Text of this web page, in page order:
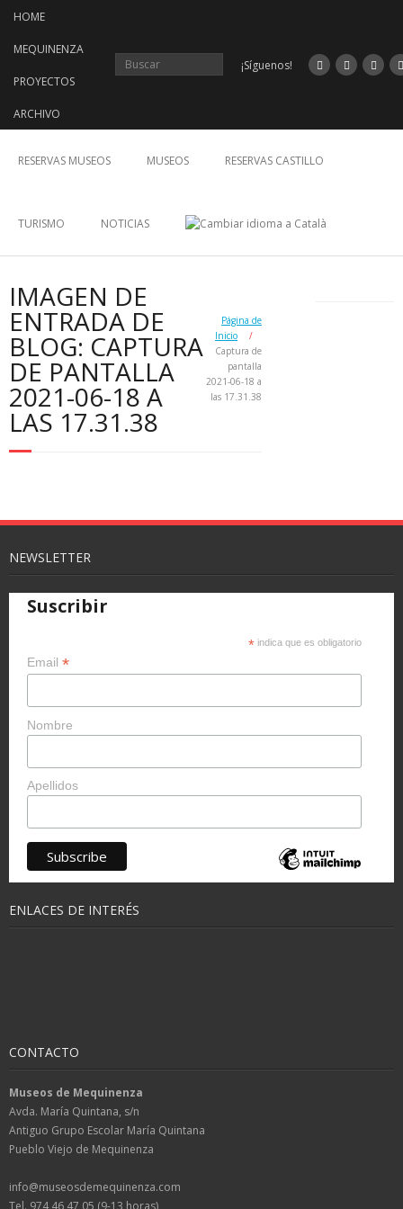
contenido
HOME
MEQUINENZA
PROYECTOS
ARCHIVO
¡Síguenos!
RESERVAS MUSEOS MUSEOS RESERVAS CASTILLO
TURISMO NOTICIAS
IMAGEN DE
ENTRADA DE
BLOG: CAPTURA
DE PANTALLA
2021-06-18 A
LAS 17.31.38
Página de
Inicio
/
Captura de
pantalla
2021-06-18 a
las 17.31.38
NEWSLETTER
Suscribir
* indica que es obligatorio
Email *
Nombre
Apellidos
ENLACES DE INTERÉS
CONTACTO
Museos de Mequinenza
Avda. María Quintana, s/n
Antiguo Grupo Escolar María Quintana
Pueblo Viejo de Mequinenza
info@museosdemequinenza.com
Tel. 974 46 47 05 (9-13 horas)